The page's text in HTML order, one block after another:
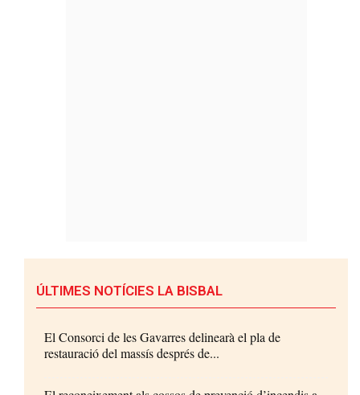
ÚLTIMES NOTÍCIES LA BISBAL
El Consorci de les Gavarres delinearà el pla de
restauració del massís després de...